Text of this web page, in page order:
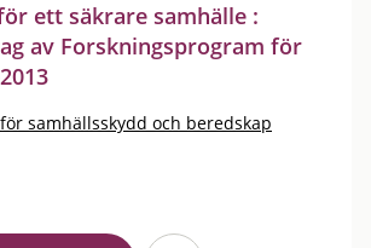
ett säkrare samhälle :
av Forskningsprogram för
samhällsskydd och beredskap